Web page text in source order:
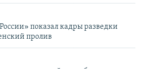
показал кадры разведки
пролив